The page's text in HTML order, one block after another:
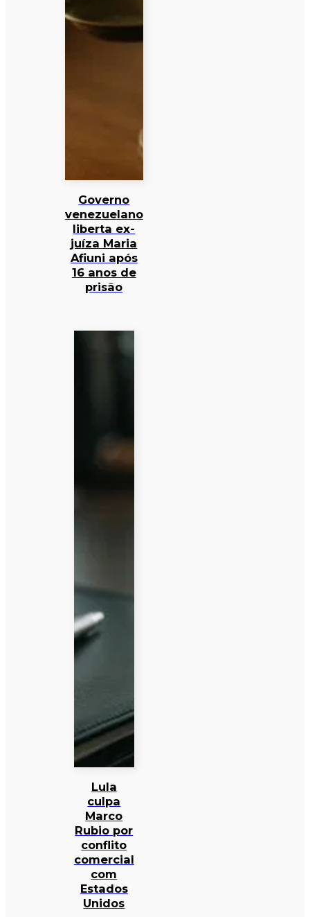
Governo
venezuelano
liberta ex-
juíza Maria
Afiuni após
16 anos de
prisão
Lula
culpa
Marco
Rubio por
conflito
comercial
com
Estados
Unidos